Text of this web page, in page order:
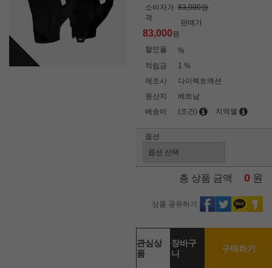
소비자가
격
83,000원
판매가
83,000원
할인율
%
적립금
1 %
제조사
다이렉트액션
원산지
베트남
배송비
(조건) 지역별
옵션
총 상품 금액 0 원
상품 공유하기
관심상
품
장바구
니
구매하기